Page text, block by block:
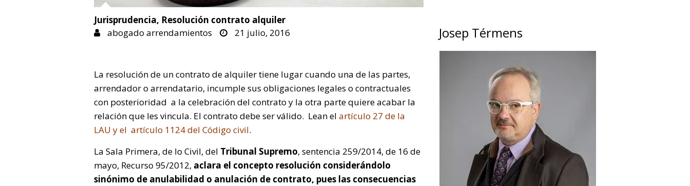
Jurisprudencia, Resolución contrato alquiler
abogado arrendamientos
21 julio, 2016
La resolución de un contrato de alquiler tiene lugar cuando una de las partes,
arrendador o arrendatario, incumple sus obligaciones legales o contractuales
con posterioridad a la celebración del contrato y la otra parte quiere acabar la
relación que les vincula. El contrato debe ser válido. Lean el artículo 27 de la
LAU y el artículo 1124 del Código civil.
La Sala Primera, de lo Civil, del Tribunal Supremo, sentencia 259/2014, de 16 de
mayo, Recurso 95/2012, aclara el concepto resolución considerándolo
sinónimo de anulabilidad o anulación de contrato, pues las consecuencias
Josep Térmens